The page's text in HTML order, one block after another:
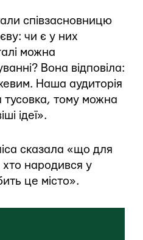
співзасновницю
чи є у них
можна
Вона відповіла:
Наша аудиторія
тому можна
ідеї».
сказала «що для
народився у
це місто».